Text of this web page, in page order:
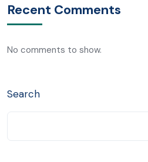
Recent Comments
No comments to show.
Search